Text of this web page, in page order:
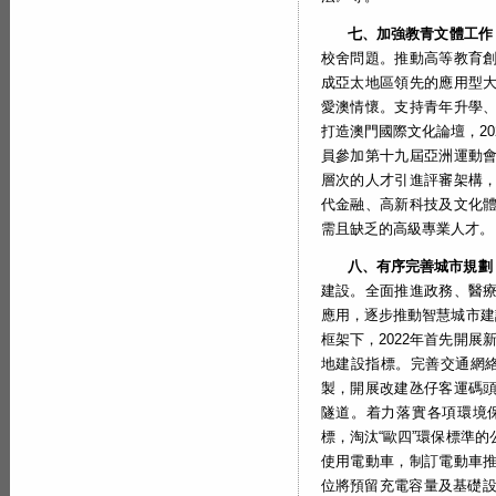
七、加強教青文體工
校舍問題。推動高等教育
成亞太地區領先的應用型
愛澳情懷。支持青年升學
打造澳門國際文化論壇，
員參加第十九屆亞洲運動
層次的人才引進評審架構
代金融、高新科技及文化
需且缺乏的高級專業人才。
八、有序完善城市規
建設。全面推進政務、醫
應用，逐步推動智慧城市
框架下，2022年首先開展
地建設指標。完善交通網
製，開展改建氹仔客運碼
隧道。着力落實各項環境
標，淘汰“歐四”環保標準
使用電動車，制訂電動車
位將預留充電容量及基礎